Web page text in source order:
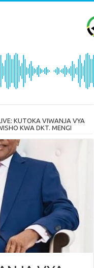
KUTOKA VIWANJA VYA
KWA DKT. MENGI